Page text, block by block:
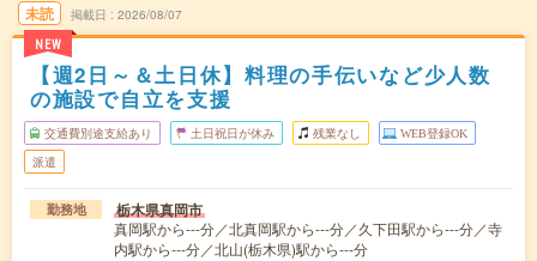
未読
NEW
掲載日 2026/08/07
【週2日～＆土日休】料理の手伝いなど少人数
の施設で自立を支援
交通費別途支給あり 土日祝日が休み 残業なし WEB登録OK
派遣
勤務地 栃木県真岡市
真岡駅から---分／北真岡駅から---分／久下田駅から---分／寺
内駅から---分／北山(栃木県)駅から---分